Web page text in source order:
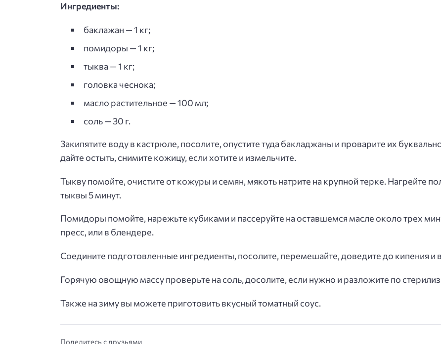
Ингредиенты:
баклажан — 1 кг;
помидоры — 1 кг;
тыква — 1 кг;
головка чеснока;
масло растительное — 100 мл;
соль — 30 г.
Закипятите воду в кастрюле, посолите, опустите туда бакладжаны и проварите их
дайте остыть, снимите кожицу, если хотите и измельчите.
Тыкву помойте, очистите от кожуры и семян, мякоть натрите на крупной терке. Нагрейте
тыквы 5 минут.
Помидоры помойте, нарежьте кубиками и пассеруйте на оставшемся масле около трех
пресс, или в блендере.
Соедините подготовленные ингредиенты, посолите, перемешайте, доведите до кипения и
Горячую овощную массу проверьте на соль, досолите, если нужно и разложите по
Также на зиму вы можете приготовить вкусный томатный соус.
Поделитесь с друзьями